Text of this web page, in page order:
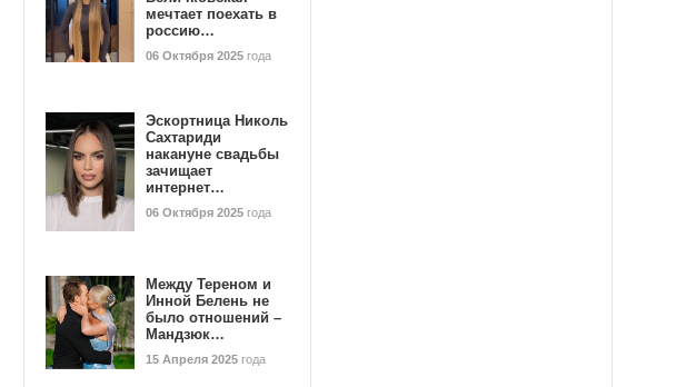
мечтает поехать в
россию…
06 Октября 2025 года
Эскортница Николь
Сахтариди
накануне свадьбы
зачищает
интернет…
06 Октября 2025 года
Между Тереном и
Инной Белень не
было отношений –
Мандзюк…
15 Апреля 2025 года